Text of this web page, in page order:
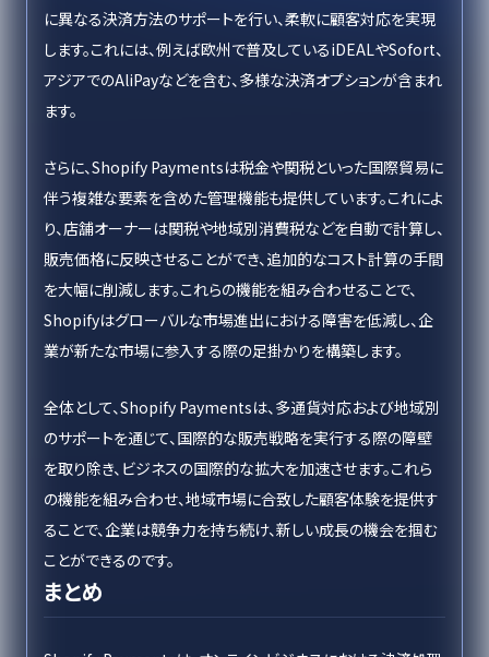
に異なる決済方法のサポートを行い、柔軟に顧客対応を実現
します。これには、例えば欧州で普及しているiDEALやSofort、
アジアでのAliPayなどを含む、多様な決済オプションが含まれ
ます。
さらに、Shopify Paymentsは税金や関税といった国際貿易に
伴う複雑な要素を含めた管理機能も提供しています。これによ
り、店舗オーナーは関税や地域別消費税などを自動で計算し、
販売価格に反映させることができ、追加的なコスト計算の手間
を大幅に削減します。これらの機能を組み合わせることで、
Shopifyはグローバルな市場進出における障害を低減し、企
業が新たな市場に参入する際の足掛かりを構築します。
全体として、Shopify Paymentsは、多通貨対応および地域別
のサポートを通じて、国際的な販売戦略を実行する際の障壁
を取り除き、ビジネスの国際的な拡大を加速させます。これら
の機能を組み合わせ、地域市場に合致した顧客体験を提供す
ることで、企業は競争力を持ち続け、新しい成長の機会を掴む
ことができるのです。
まとめ